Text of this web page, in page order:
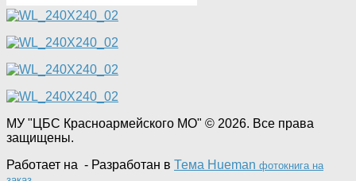
МУ "ЦБС Красноармейского МО" © 2026. Все права
защищены.
Работает на - Разработан в Тема Hueman фотокнига на